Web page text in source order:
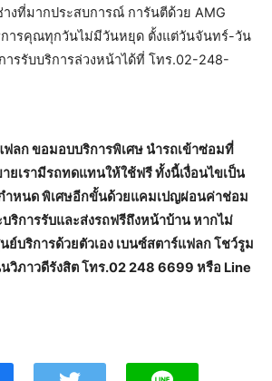
งที่มากประสบการณ์ การันตีด้วย AMG
ารคุณทุกวันไม่มีวันหยุด ตั้งแต่วันจันทร์-วัน
ารรับบริการล่วงหน้าได้ที่ โทร.02-248-
ฟลก ขอมอบบริการพิเศษ นำรถเข้าซ่อมที่
ยเรามีรถทดแทนให้ใช้ฟรี ทั้งนี้เงื่อนไขเป็น
ำหนด พิเศษอีกขั้นด้วยแคมเปญผ่อนค่าช่อม
ริการรับและส่งรถฟรีถึงหน้าบ้าน หากไม่
ย์บริการด้วยตัวเอง เบนซ์สตาร์แฟลก โชว์รูม
วิภาวดีรังสิต โทร.02 248 6699 หรือ Line